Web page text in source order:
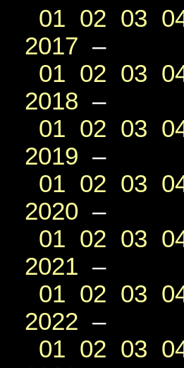
01 02 03
2017 –
01 02 03
2018 –
01 02 03
2019 –
01 02 03
2020 –
01 02 03
2021 –
01 02 03
2022 –
01 02 03